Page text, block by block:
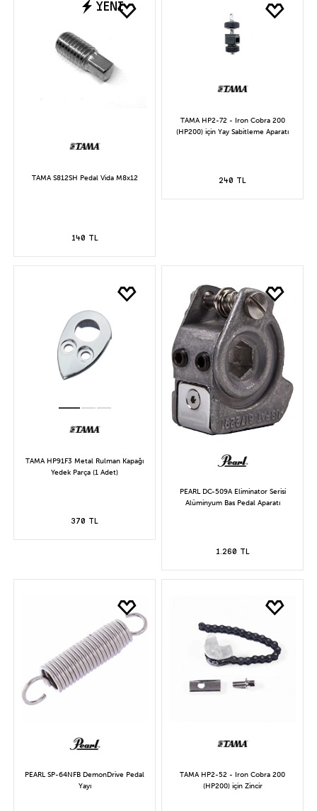
YENİ
TAMA S812SH Pedal Vida M8x12
140 TL
TAMA HP2-72 - Iron Cobra 200
(HP200) için Yay Sabitleme Aparatı
240 TL
TAMA HP91F3 Metal Rulman Kapağı
Yedek Parça (1 Adet)
370 TL
PEARL DC-509A Eliminator Serisi
Alüminyum Bas Pedal Aparatı
1.260 TL
PEARL SP-64NFB DemonDrive Pedal
Yayı
TAMA HP2-52 - Iron Cobra 200
(HP200) için Zincir